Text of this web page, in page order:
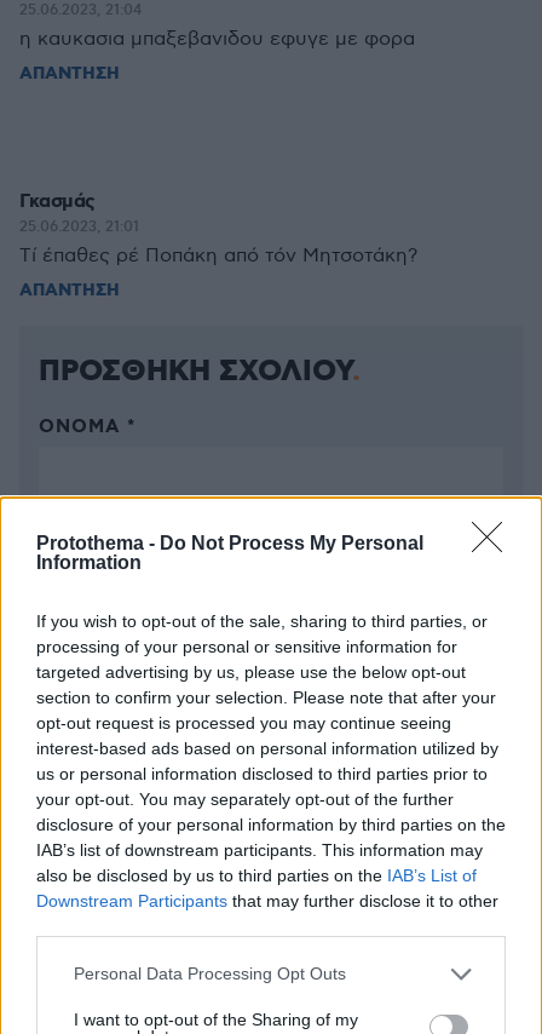
Protothema - Do Not Process My Personal
Information
If you wish to opt-out of the sale, sharing to third parties, or
processing of your personal or sensitive information for
targeted advertising by us, please use the below opt-out
section to confirm your selection. Please note that after your
opt-out request is processed you may continue seeing
interest-based ads based on personal information utilized by
us or personal information disclosed to third parties prior to
your opt-out. You may separately opt-out of the further
disclosure of your personal information by third parties on the
IAB’s list of downstream participants. This information may
also be disclosed by us to third parties on the IAB’s List of
Downstream Participants that may further disclose it to other
Please note that this website/app uses one or more Google
not limited to your visit or usage behaviour. You may click to
Personal Data Processing Opt Outs
I want to opt-out of the Sharing of my
25.06.2023, 21:04
η καυκασια μπαξεβανιδου εφυγε με φορα
ΑΠΑΝΤΗΣΗ
Γκασμάς
25.06.2023, 21:01
Tί έπαθες ρέ Ποπάκη από τόν Μητσοτάκη?
ΑΠΑΝΤΗΣΗ
ΠΡΟΣΘΗΚΗ ΣΧΟΛΙΟΥ
ΌΝΟΜΑ *
EMAIL
ΣΧΌΛΙΟ *
Απομένουν2500χαρακτήρες